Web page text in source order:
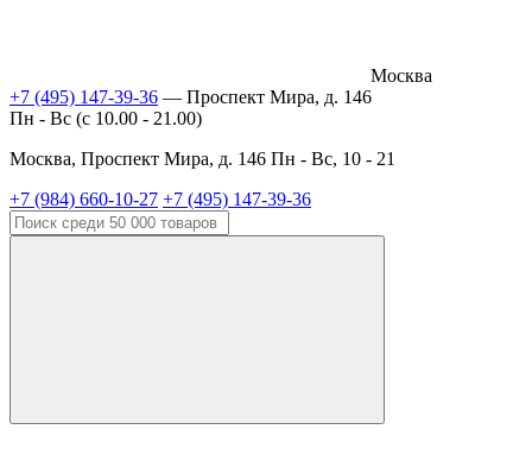
Москва
+7 (495) 147-39-36 — Проспект Мира, д. 146
Пн - Вс (c 10.00 - 21.00)
Москва, Проспект Мира, д. 146 Пн - Вс, 10 - 21
+7 (984) 660-10-27 +7 (495) 147-39-36